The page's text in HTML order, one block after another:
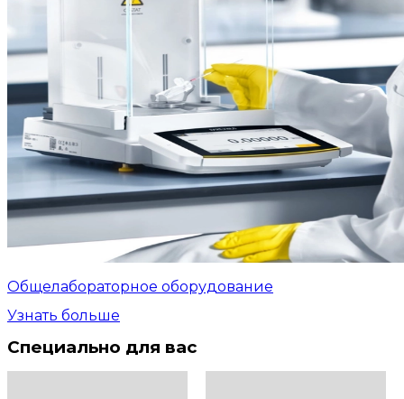
Общелабораторное оборудование
Узнать больше
Специально для вас